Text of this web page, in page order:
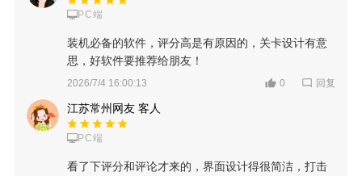
PC端
装机必备的软件，评分高是有原因的，关卡设计有意
思，好软件要推荐给朋友！
2026/7/4 16:00:13 0 回复
江苏常州网友 客人
PC端
看了下评分和评论才来的，界面设计得很简洁，打击